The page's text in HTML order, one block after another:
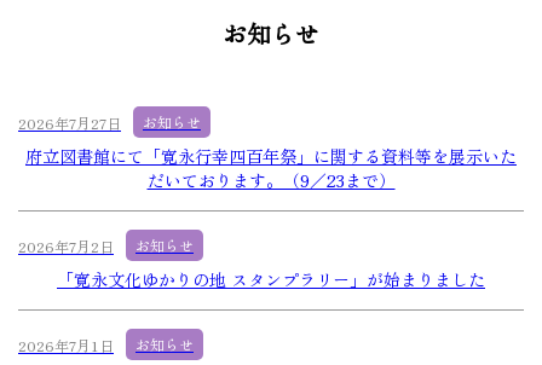
お知らせ
2026年7月27日 お知らせ
府立図書館にて「寛永行幸四百年祭」に関する資料等を展示いた
だいております。（9／23まで）
2026年7月2日 お知らせ
「寛永文化ゆかりの地 スタンプラリー」が始まりました
2026年7月1日 お知らせ